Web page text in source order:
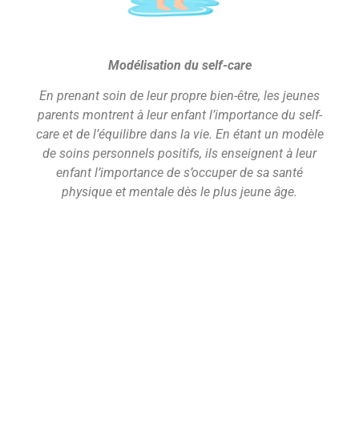
Modélisation du self-care
En prenant soin de leur propre bien-être, les jeunes
parents montrent à leur enfant l’importance du self-
care et de l’équilibre dans la vie. En étant un modèle
de soins personnels positifs, ils enseignent à leur
enfant l’importance de s’occuper de sa santé
physique et mentale dès le plus jeune âge.